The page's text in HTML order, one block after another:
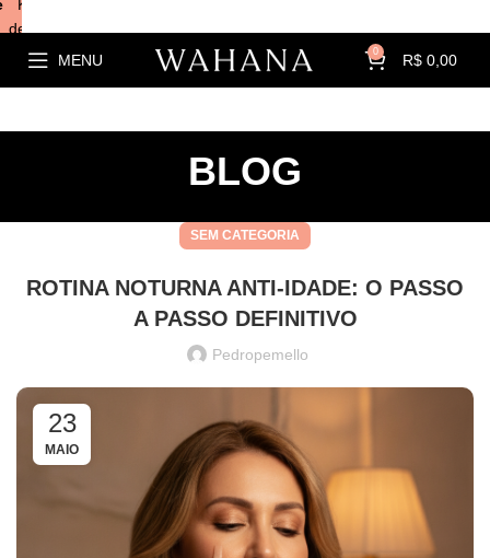
MENU 0 R$ 0,00
BLOG
SEM CATEGORIA
ROTINA NOTURNA ANTI-IDADE: O PASSO
A PASSO DEFINITIVO
Pedropemello
23
MAIO
Kits com
descontos!